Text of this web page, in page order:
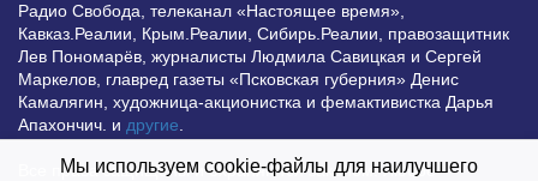
Радио Свобода, телеканал «Настоящее время»,
Кавказ.Реалии, Крым.Реалии, Сибирь.Реалии, правозащитник
Лев Пономарёв, журналисты Людмила Савицкая и Сергей
Маркелов, главред газеты «Псковская губерния» Денис
Камалягин, художница-акционистка и фемактивистка Дарья
Апахончич. и другие
Все права защищены и охраняются законом. Любое
Мы используем cookie-файлы для наилучшего